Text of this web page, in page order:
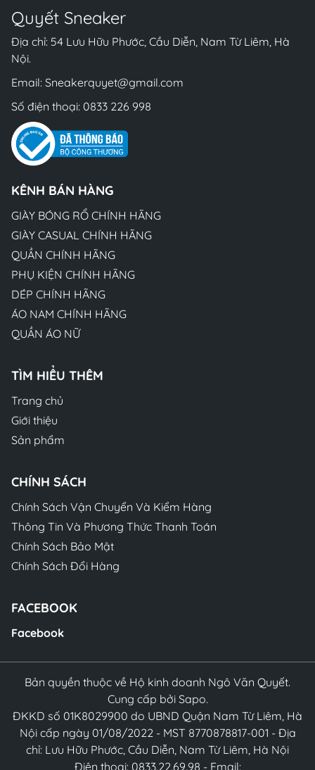
Quyết Sneaker
Địa chỉ: 54 Lưu Hữu Phước, Cầu Diễn, Nam Từ Liêm, Hà
Nội.
Email: Sneakerquyet@gmail.com
Số điện thoại: 0833 226 998
KÊNH BÁN HÀNG
GIÀY BÓNG RỔ CHÍNH HÃNG
GIÀY CASUAL CHÍNH HÃNG
QUẦN CHÍNH HÃNG
PHỤ KIỆN CHÍNH HÃNG
DÉP CHÍNH HÃNG
ÁO NAM CHÍNH HÃNG
QUẦN ÁO NỮ
TÌM HIỂU THÊM
Trang chủ
Giới thiệu
Sản phẩm
CHÍNH SÁCH
Chính Sách Vận Chuyển Và Kiểm Hàng
Thông Tin Và Phương Thức Thanh Toán
Chính Sách Bảo Mật
Chính Sách Đổi Hàng
FACEBOOK
Facebook
Bản quyền thuộc về Hộ kinh doanh Ngô Văn Quyết.
Cung cấp bởi Sapo.
ĐKKD số 01K8029900 do UBND Quận Nam Từ Liêm, Hà
Nội cấp ngày 01/08/2022 - MST 8770878817-001 - Địa
chỉ: Lưu Hữu Phước, Cầu Diễn, Nam Từ Liêm, Hà Nội
Điện thoại: 0833.22.69.98 - Email: